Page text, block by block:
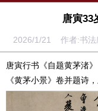
唐寅33
2026/1/21 作者:书
唐寅行书《自题黄茅渚
《黄茅小景》卷并题诗